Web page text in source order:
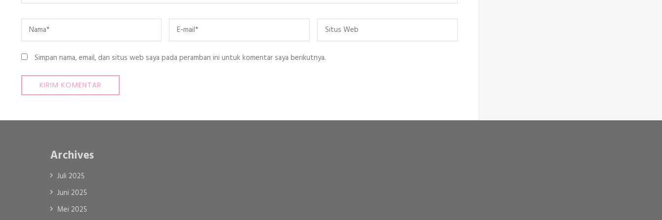
Name Email
Situs
Web
Simpan nama, email, dan situs web saya pada peramban ini untuk komentar saya berikutnya.
Archives
Juli 2025
Juni 2025
Mei 2025